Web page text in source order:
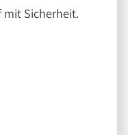
mit Sicherheit.